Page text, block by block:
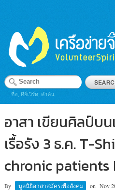
ชื่อ, คีย์เวิร์ด, คำค้น
อาสา เขียนศิลป์บ
เรื้อรัง 3 ธ.ค. T-
chronic patients
By มูลนิธิอาสาสมัครเพื่อสังคม on Nov